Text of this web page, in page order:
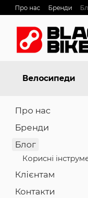
Перейти до
Про нас Бренди
Велосипеди
Про нас
Бренди
Блог
Корисні
Клієнтам
Контакти